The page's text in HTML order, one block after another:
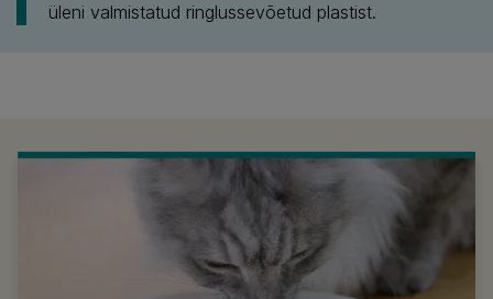
üleni valmistatud ringlussevõetud plastist.